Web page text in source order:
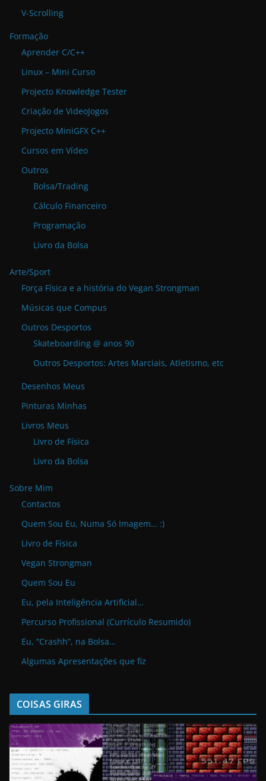
V-Scrolling
Formação
Aprender C/C++
Linux – Mini Curso
Projecto Knowledge Tester
Criação de VideoJogos
Projecto MiniGFX C++
Cursos em Vídeo
Outros
Bolsa/Trading
Cálculo Financeiro
Programação
Livro da Bolsa
Arte/Sport
Força Física e a história do Vegan Strongman
Músicas que Compus
Outros Desportos
Skateboarding @ anos 90
Outros Desportos: Artes Marciais, Atletismo, etc
Desenhos Meus
Pinturas Minhas
Livros Meus
Livro de Física
Livro da Bolsa
Sobre Mim
Contactos
Quem Sou Eu, Numa Só Imagem… :)
Livro de Física
Vegan Strongman
Quem Sou Eu
Eu, pela Inteligência Artificial…
Percurso Profissional (Currículo Resumido)
Eu, “Crashh”, na Bolsa…
Algumas Apresentações que fiz
COISAS GIRAS